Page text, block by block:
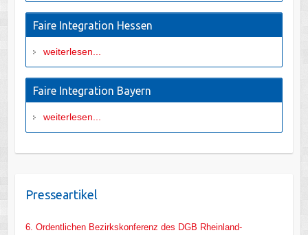
Faire Integration Hessen
weiterlesen...
Faire Integration Bayern
weiterlesen...
Presseartikel
6. Ordentlichen Bezirkskonferenz des DGB Rheinland-